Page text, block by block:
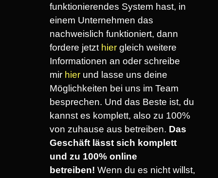
funktionierendes System hast, in
einem Unternehmen das
nachweislich funktioniert, dann
fordere jetzt hier gleich weitere
Informationen an oder schreibe
mir hier und lasse uns deine
Möglichkeiten bei uns im Team
besprechen. Und das Beste ist, du
kannst es komplett, also zu 100%
von zuhause aus betreiben. Das
Geschäft lässt sich komplett
und zu 100% online
betreiben! Wenn du es nicht willst,